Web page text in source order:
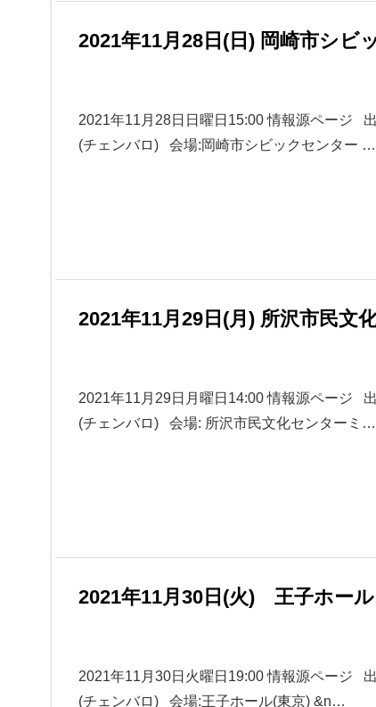
2021年11月28日(日) 岡崎市シビ
2021年11月28日日曜日15:00 情報源ページ
(チェンバロ) 会場:岡崎市シビックセンター …
2021年11月29日(月) 所沢市民
2021年11月29日月曜日14:00 情報源ページ
(チェンバロ) 会場: 所沢市民文化センターミ…
2021年11月30日(火) 王子ホール
2021年11月30日火曜日19:00 情報源ページ
(チェンバロ) 会場:王子ホール(東京) &n…